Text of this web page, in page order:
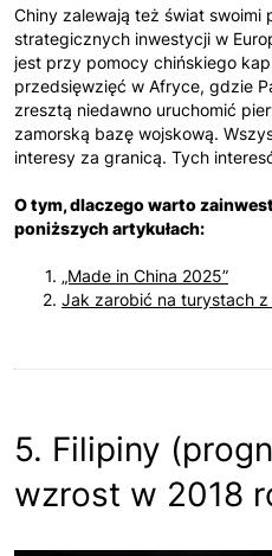
Chiny zalewają też świat swoimi
strategicznych inwestycji w
jest przy pomocy chińskiego
przedsięwzięć w Afryce, gdzie
zresztą niedawno uruchomić
zamorską bazę wojskową.
interesy za granicą. Tych
O tym, dlaczego warto
poniższych artykułach:
„Made in China 2025”
Jak zarobić na turystach z
5. Filipiny
wzrost w 2018